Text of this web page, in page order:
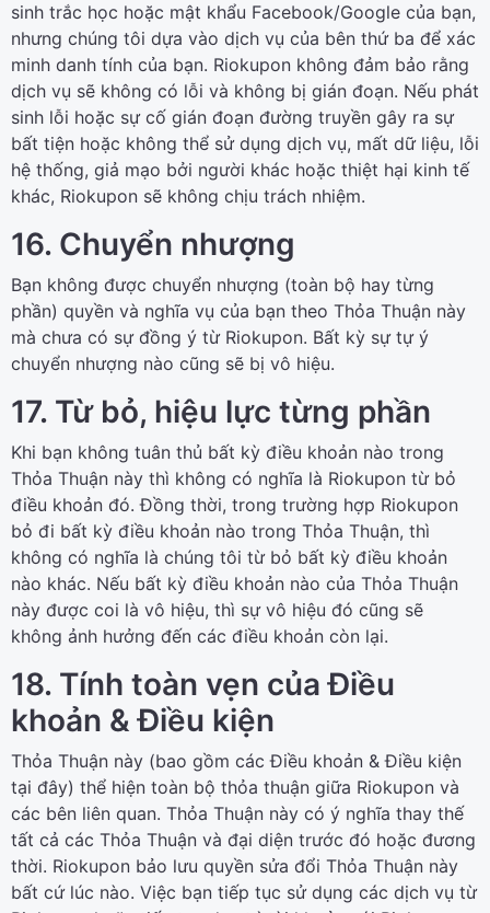
sinh trắc học hoặc mật khẩu Facebook/Google của bạn,
nhưng chúng tôi dựa vào dịch vụ của bên thứ ba để xác
minh danh tính của bạn. Riokupon không đảm bảo rằng
dịch vụ sẽ không có lỗi và không bị gián đoạn. Nếu phát
sinh lỗi hoặc sự cố gián đoạn đường truyền gây ra sự
bất tiện hoặc không thể sử dụng dịch vụ, mất dữ liệu, lỗi
hệ thống, giả mạo bởi người khác hoặc thiệt hại kinh tế
khác, Riokupon sẽ không chịu trách nhiệm.
16. Chuyển nhượng
Bạn không được chuyển nhượng (toàn bộ hay từng
phần) quyền và nghĩa vụ của bạn theo Thỏa Thuận này
mà chưa có sự đồng ý từ Riokupon. Bất kỳ sự tự ý
chuyển nhượng nào cũng sẽ bị vô hiệu.
17. Từ bỏ, hiệu lực từng phần
Khi bạn không tuân thủ bất kỳ điều khoản nào trong
Thỏa Thuận này thì không có nghĩa là Riokupon từ bỏ
điều khoản đó. Đồng thời, trong trường hợp Riokupon
bỏ đi bất kỳ điều khoản nào trong Thỏa Thuận, thì
không có nghĩa là chúng tôi từ bỏ bất kỳ điều khoản
nào khác. Nếu bất kỳ điều khoản nào của Thỏa Thuận
này được coi là vô hiệu, thì sự vô hiệu đó cũng sẽ
không ảnh hưởng đến các điều khoản còn lại.
18. Tính toàn vẹn của Điều
khoản & Điều kiện
Thỏa Thuận này (bao gồm các Điều khoản & Điều kiện
tại đây) thể hiện toàn bộ thỏa thuận giữa Riokupon và
các bên liên quan. Thỏa Thuận này có ý nghĩa thay thế
tất cả các Thỏa Thuận và đại diện trước đó hoặc đương
thời. Riokupon bảo lưu quyền sửa đổi Thỏa Thuận này
bất cứ lúc nào. Việc bạn tiếp tục sử dụng các dịch vụ từ